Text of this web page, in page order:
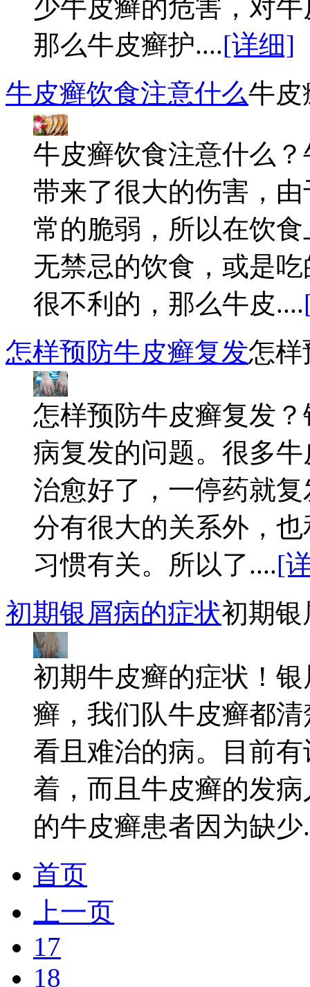
少牛皮癣的危害，对
那么牛皮癣护....[详细]
牛皮癣饮食注意什么牛皮
牛皮癣饮食注意什么
带来了很大的伤害，
常的脆弱，所以在饮
无禁忌的饮食，或是
很不利的，那么牛皮....
怎样预防牛皮癣复发怎样
怎样预防牛皮癣复发
病复发的问题。很多
治愈好了，一停药就
分有很大的关系外，
习惯有关。所以了....[
初期银屑病的症状初期银
初期牛皮癣的症状！
癣，我们队牛皮癣都
看且难治的病。目前
着，而且牛皮癣的发
的牛皮癣患者因为缺少
首页
上一页
17
18